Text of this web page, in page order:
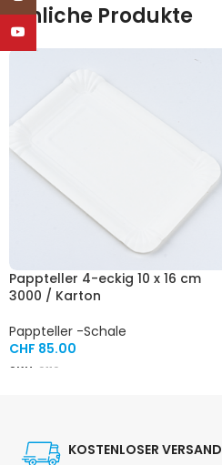
Ähnliche Produkte
Pappteller 4-eckig 10 x 16 cm
3000 / Karton
Pappteller -Schale
CHF 85.00
SKU: 9119
KOSTENLOSER VERSAND